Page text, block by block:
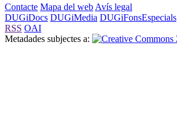
Contacte Mapa del web Avís legal
DUGiDocs DUGiMedia DUGiFonsEspecials
RSS OAI
Metadades subjectes a: